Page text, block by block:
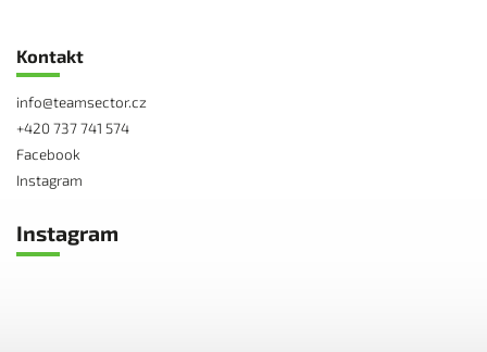
Kontakt
info@teamsector.cz
+420 737 741 574
Facebook
Instagram
Instagram